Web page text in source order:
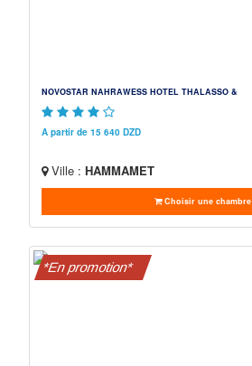
NOVOSTAR NAHRAWESS HOTEL THALASSO &
A partir de 15 640 DZD
Ville : HAMMAMET
Choisir une chambre
*En promotion*